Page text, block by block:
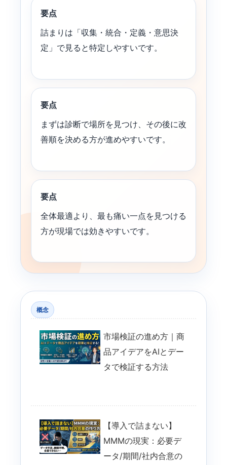
要点
詰まりは「収集・統合・定義・意思決
定」で見ると特定しやすいです。
要点
まずは診断で場所を見つけ、その後に改
善順を決める方が進めやすいです。
要点
全体最適より、最も痛い一点を見つける
方が現場では効きやすいです。
概念
市場検証の進め方｜商
品アイデアをAIとデー
タで検証する方法
【導入で詰まない】
MMMの現実：必要デ
ータ/期間/社内合意の